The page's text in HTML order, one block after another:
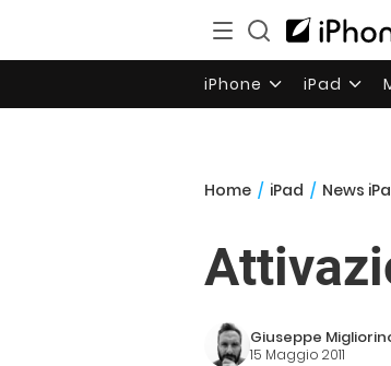
iPhone iPad
Home / iPad / News
Giuseppe
15 Maggio 2011